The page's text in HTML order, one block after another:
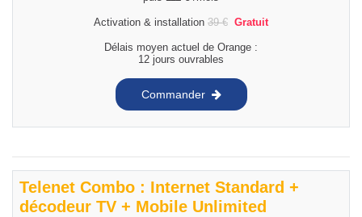
Activation & installation 39€ Gratuit
Délais moyen actuel de Orange :
12 jours ouvrables
Commander
Telenet Combo : Internet Standard +
décodeur TV + Mobile Unlimited